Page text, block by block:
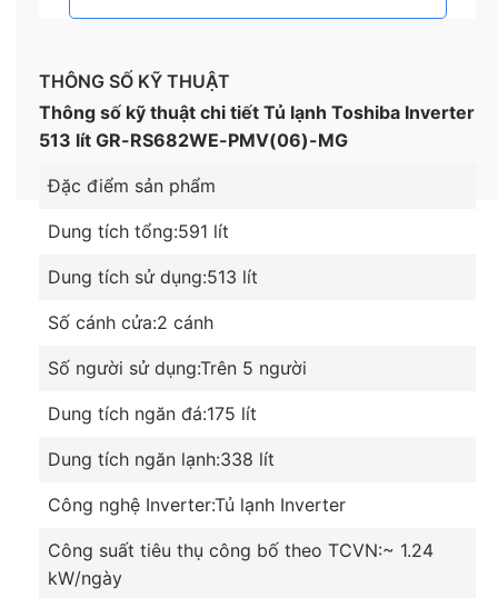
Tiết kiệm điện hiệu quả với công nghệ Dual
Inverter
Chiếc tủ này mang lại hiệu quả tiết kiệm điện tối ưu
nhất khi có thể sử dụng cả 2 máy nén lẫn cả quạt
Inverter, nhằm duy trì được hơi lạnh lý tưởng, phù
THÔNG SỐ KỸ THUẬT
Thông số kỹ thuật chi tiết Tủ lạnh Toshiba Inverter
513 lít GR-RS682WE-PMV(06)-MG
Đặc điểm sản phẩm
Dung tích tổng:591 lít
Dung tích sử dụng:513 lít
Số cánh cửa:2 cánh
Số người sử dụng:Trên 5 người
Dung tích ngăn đá:175 lít
Dung tích ngăn lạnh:338 lít
Công nghệ Inverter:Tủ lạnh Inverter
Công suất tiêu thụ công bố theo TCVN:~ 1.24
kW/ngày